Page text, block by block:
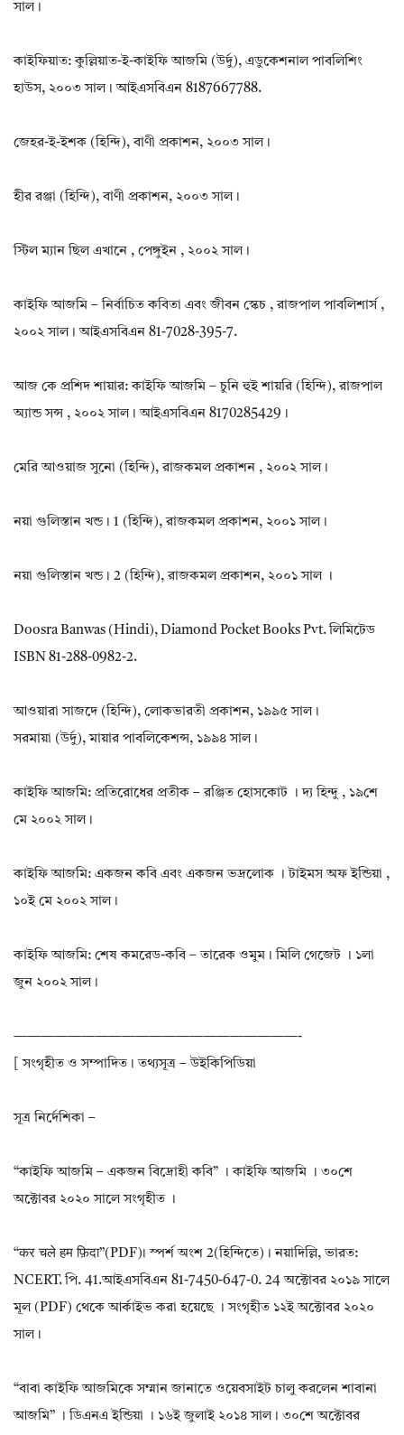
সাল।
কাইফিয়াত: কুল্লিয়াত-ই-কাইফি আজমি (উর্দু), এডুকেশনাল পাবলিশিং
হাউস, ২০০৩ সাল। আইএসবিএন 8187667788.
জেহর-ই-ইশক (হিন্দি), বাণী প্রকাশন, ২০০৩ সাল।
হীর রঞ্জা (হিন্দি), বাণী প্রকাশন, ২০০৩ সাল।
স্টিল ম্যান ছিল এখানে , পেঙ্গুইন , ২০০২ সাল।
কাইফি আজমি – নির্বাচিত কবিতা এবং জীবন স্কেচ , রাজপাল পাবলিশার্স ,
২০০২ সাল। আইএসবিএন 81-7028-395-7.
আজ কে প্রশিদ শায়ার: কাইফি আজমি – চুনি হুই শায়রি (হিন্দি), রাজপাল
অ্যান্ড সন্স , ২০০২ সাল। আইএসবিএন 8170285429।
মেরি আওয়াজ সুনো (হিন্দি), রাজকমল প্রকাশন , ২০০২ সাল।
নয়া গুলিস্তান খন্ড। 1 (হিন্দি), রাজকমল প্রকাশন, ২০০১ সাল।
নয়া গুলিস্তান খন্ড। 2 (হিন্দি), রাজকমল প্রকাশন, ২০০১ সাল ।
Doosra Banwas (Hindi), Diamond Pocket Books Pvt. লিমিটেড
ISBN 81-288-0982-2.
আওয়ারা সাজদে (হিন্দি), লোকভারতী প্রকাশন, ১৯৯৫ সাল।
সরমায়া (উর্দু), মায়ার পাবলিকেশন্স, ১৯৯৪ সাল।
কাইফি আজমি: প্রতিরোধের প্রতীক – রঞ্জিত হোসকোট । দ্য হিন্দু , ১৯শে
মে ২০০২ সাল।
কাইফি আজমি: একজন কবি এবং একজন ভদ্রলোক । টাইমস অফ ইন্ডিয়া ,
১০ই মে ২০০২ সাল।
কাইফি আজমি: শেষ কমরেড-কবি – তারেক ওমুম। মিলি গেজেট । ১লা
জুন ২০০২ সাল।
—————————————————————-
[ সংগৃহীত ও সম্পাদিত। তথ্যসূত্র – উইকিপিডিয়া
সূত্র নির্দেশিকা –
“কাইফি আজমি – একজন বিদ্রোহী কবি” । কাইফি আজমি । ৩০শে
অক্টোবর ২০২০ সালে সংগৃহীত ।
“कर चले हम फ़िदा”(PDF)। স্পর্শ অংশ 2(হিন্দিতে)। নয়াদিল্লি, ভারত:
NCERT. পি. 41.আইএসবিএন 81-7450-647-0. 24 অক্টোবর ২০১৯ সালে
মূল (PDF) থেকে আর্কাইভ করা হয়েছে । সংগৃহীত ১২ই অক্টোবর ২০২০
সাল।
“বাবা কাইফি আজমিকে সম্মান জানাতে ওয়েবসাইট চালু করলেন শাবানা
আজমি” । ডিএনএ ইন্ডিয়া । ১৬ই জুলাই ২০১৪ সাল। ৩০শে অক্টোবর